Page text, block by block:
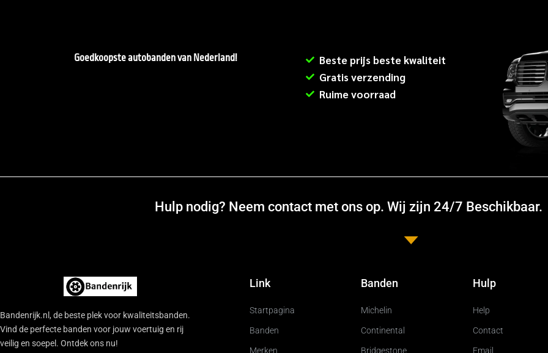
Goedkoopste autobanden van Nederland!
Beste prijs beste kwaliteit
Gratis verzending
Ruime voorraad
Hulp nodig? Neem contact met ons op. Wij zijn 24/7 Beschikbaar.
Bandenrijk.nl, de beste plek voor kwaliteitsbanden.
Vind de perfecte banden voor jouw voertuig en rij
veilig en soepel. Ontdek ons nu!
Link
Startpagina
Banden
Merken
Banden
Michelin
Continental
Bridgestone
Hulp
Help
Contact
Email